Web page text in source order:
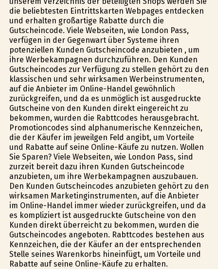
die beliebtesten Eintrittskarten Webpages entdecken
und erhalten großartige Rabatte durch die
Gutscheincode. Viele Webseiten, wie London Pass,
verfügen in der Gegenwart über Systeme ihren
potenziellen Kunden Gutscheincode anzubieten , um
ihre Werbekampagnen durchzuführen. Den Kunden
Gutscheincodes zur Verfügung zu stellen gehört zu den
klassischen und sehr wirksamen Werbeinstrumenten,
auf die Anbieter im Online-Handel gewöhnlich
zurückgreifen, und da es unmöglich ist ausgedruckte
Gutscheine von den Kunden direkt eingereicht zu
bekommen, wurden die Rabttcodes herausgebracht.
Promotioncodes sind alphanumerische Kennzeichen,
die der Käufer im jeweilgen Feld angibt, um Vorteile
und Rabatte auf seine Online-Käufe zu nutzen. Wollen
Sie Sparen? Viele Webseiten, wie London Pass, sind
zurzeit bereit dazu ihren Kunden Gutscheincode
anzubieten, um ihre Werbekampagnen auszubauen.
Den Kunden Gutscheincodes anzubieten gehört zu den
wirksamen Marketinginstrumenten, auf die Anbieter
im Online-Handel immer wieder zurückgreifen, und da
es kompliziert ist ausgedruckte Gutscheine von den
Kunden direkt überreicht zu bekommen, wurden die
Gutscheincodes angeboten. Rabttcodes bestehen aus
Kennzeichen, die der Käufer an der entsprechenden
Stelle seines Warenkorbs hineinfügt, um Vorteile und
Rabatte auf seine Online-Käufe zu erhalten.